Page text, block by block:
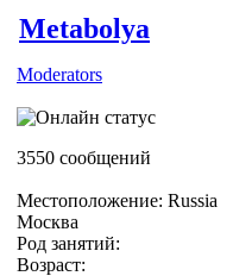
Metabolya
Moderators
3550 сообщений
Местоположение: Russia
Москва
Род занятий:
Возраст: